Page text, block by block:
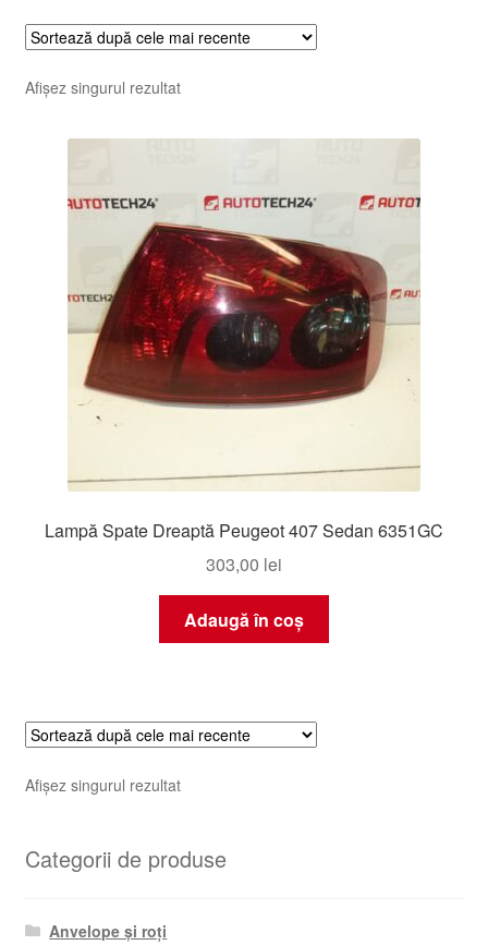
Afișez singurul rezultat
Lampă Spate Dreaptă Peugeot 407 Sedan 6351GC
303,00 lei
Adaugă în coș
Afișez singurul rezultat
Categorii de produse
Anvelope și roți